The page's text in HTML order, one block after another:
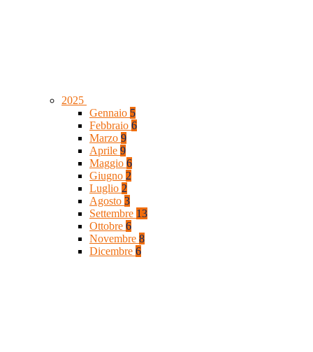
2025
Gennaio 5
Febbraio 6
Marzo 9
Aprile 9
Maggio 6
Giugno 2
Luglio 2
Agosto 3
Settembre 13
Ottobre 6
Novembre 8
Dicembre 6